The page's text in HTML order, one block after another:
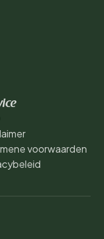
voorwaarden